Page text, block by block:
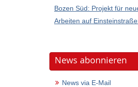
Bozen Süd: Projekt für
Arbeiten auf
News abonnieren
News via E-Mail